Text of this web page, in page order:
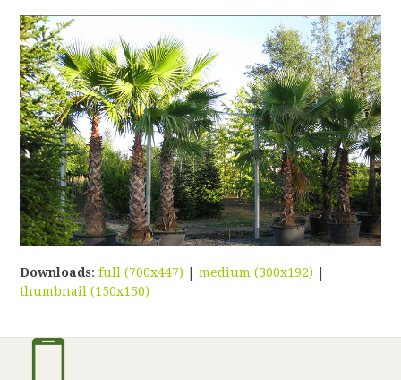
Downloads:full (700x447) |medium (300x192)
thumbnail (150x150)